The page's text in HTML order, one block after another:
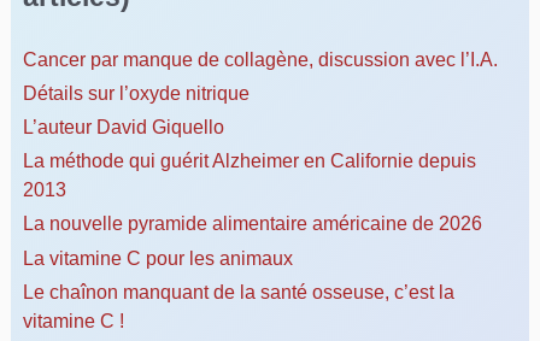
Cancer par manque de collagène, discussion avec l’I.A.
Détails sur l’oxyde nitrique
L’auteur David Giquello
La méthode qui guérit Alzheimer en Californie depuis
2013
La nouvelle pyramide alimentaire américaine de 2026
La vitamine C pour les animaux
Le chaînon manquant de la santé osseuse, c’est la
vitamine C !